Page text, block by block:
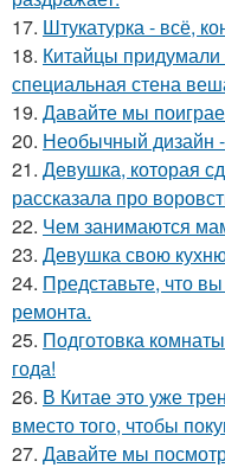
17. Штукатурка - всё,
18. Китайцы придумали
специальная стена
19. Давайте мы
20. Необычный дизайн
21. Девушка, которая
рассказала про
22. Чем занимаются
23. Девушка свою
24. Представьте, что
ремонта.
25. Подготовка
года!
26. В Китае это уже
вместо того, чтобы
27. Давайте мы